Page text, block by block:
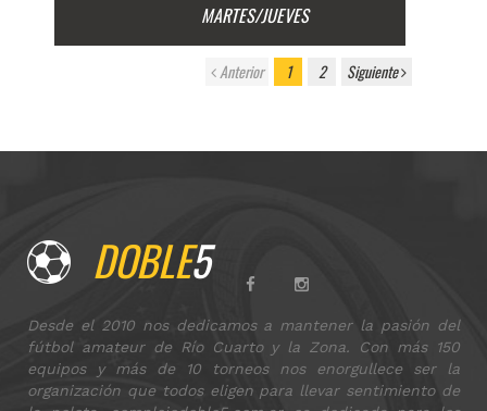
MARTES/JUEVES
Anterior 1 2 Siguiente
DOBLE5
Desde el 2010 nos dedicamos a mantener la pasión del
fútbol amateur de Río Cuarto y la Zona. Con más 150
equipos y más de 10 torneos nos enorgullece ser la
organización que todos eligen para llevar sentimiento de